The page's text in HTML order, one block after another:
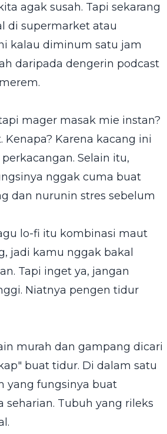
agak susah. Tapi sekarang
di supermarket atau
kalau diminum satu jam
daripada dengerin podcast
mager masak mie instan?
Karena kacang ini
Selain itu,
nggak cuma buat
dan nurunin stres sebelum
lo-fi itu kombinasi maut
jadi kamu nggak bakal
Tapi inget ya, jangan
Niatnya pengen tidur
murah dan gampang dicari
buat tidur. Di dalam satu
yang fungsinya buat
Tubuh yang rileks